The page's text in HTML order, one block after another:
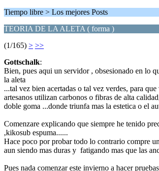
Tiempo libre > Los mejores Posts
TEORIA DE LA ALETA ( forma )
(1/165) > >>
Gottschalk:
Bien, pues aqui un servidor , obsesionado en lo
la aleta
...tal vez bien acertadas o tal vez verdes, para
artesanos utilizan carbonos o fibras de alta
doble goma ...donde triunfa mas la estetica o el
Comenzare explicando que siempre he tenido
,kikosub espuma......
Hace poco por probar todo lo contrario compre
aun siendo mas duras y fatigando mas que las
Pues nada comenzar este invierno a hacer